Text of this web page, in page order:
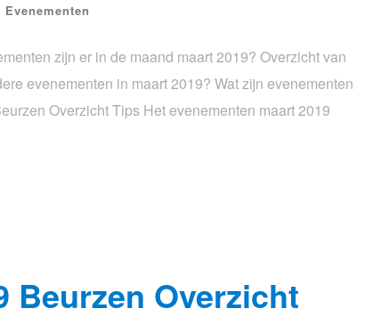
Evenementen
zijn er in de maand maart 2019? Overzicht van
evenementen in maart 2019? Wat zijn evenementen
Overzicht Tips Het evenementen maart 2019
Beurzen Overzicht